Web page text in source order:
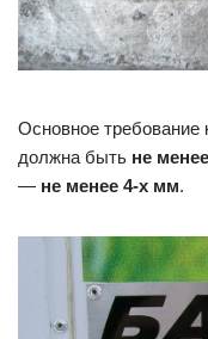
Основное
должна быть не
— не менее 4-х мм.